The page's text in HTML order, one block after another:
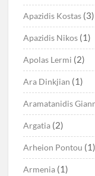
Apazidis Kostas (3)
Apazidis Nikos (1)
Apolas Lermi (2)
Ara Dinkjian (1)
Aramatanidis
Argatia (2)
Arheion Pontou (1)
Armenia (1)